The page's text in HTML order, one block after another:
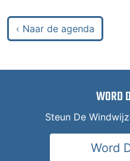
‹ Naar de agenda
WORD
Steun De
Word